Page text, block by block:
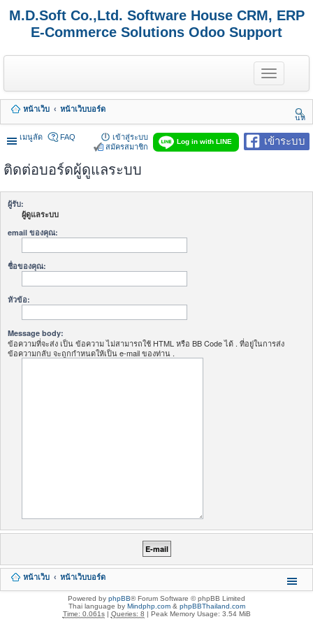
M.D.Soft Co.,Ltd. Software House CRM, ERP
E-Commerce Solutions Odoo Support
T
o
g
e
n
a
หน้าเว็บ
หน้าเว็บบอร์ด
นห
า
เมนูลัด
เข้าระบบ
Log in with LINE
FAQ
เข้าสู่ระบบ
สมัครสมาชิก
ติดต่อบอร์ดผู้ดูแลระบบ
ผู้รับ:
ผู้ดูแลระบบ
email ของคุณ:
ชื่อของคุณ:
หัวข้อ:
Message body:
ข้อความที่จะส่ง เป็น ข้อความ ไม่สามารถใช้ HTML หรือ BB Code ได้ . ที่อยู่ในการส่ง
ข้อความกลับ จะถูกกำหนดให้เป็น e-mail ของท่าน .
หน้าเว็บ หน้าเว็บบอร์ด
Powered by phpBB® Forum Software © phpBB Limited
Thai language by Mindphp.com& phpBBThailand.com
Time: 0.061s| Queries: 8 | Peak Memory Usage: 3.54 MiB